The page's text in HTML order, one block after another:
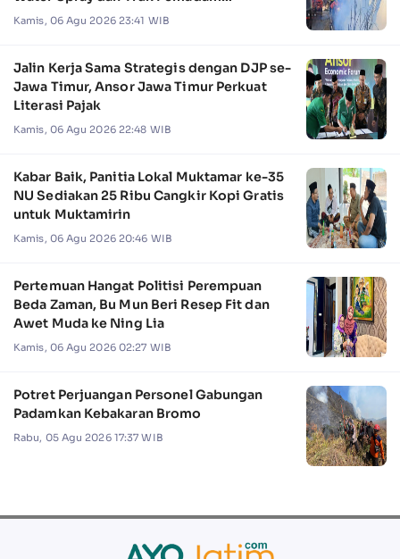
Kebakaran
Kamis, 06 Agu 2026 23:41 WIB
Jalin Kerja Sama Strategis dengan DJP se-
Jawa Timur, Ansor Jawa Timur Perkuat
Literasi Pajak
Kamis, 06 Agu 2026 22:48 WIB
Kabar Baik, Panitia Lokal Muktamar ke-35
NU Sediakan 25 Ribu Cangkir Kopi Gratis
untuk Muktamirin
Kamis, 06 Agu 2026 20:46 WIB
Pertemuan Hangat Politisi Perempuan
Beda Zaman, Bu Mun Beri Resep Fit dan
Awet Muda ke Ning Lia
Kamis, 06 Agu 2026 02:27 WIB
Potret Perjuangan Personel Gabungan
Padamkan Kebakaran Bromo
Rabu, 05 Agu 2026 17:37 WIB